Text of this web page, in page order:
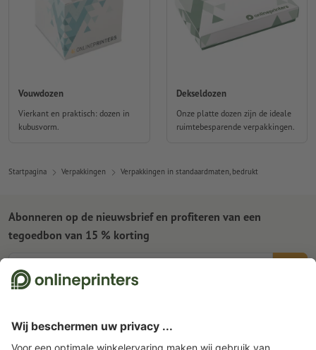
Vouwdozen
Vierkant en praktisch: dozen in
kubusvorm.
Dekseldozen
Onze platte dozen zijn de ideale
ruimtebesparende verpakkingen.
Startpagina Verpakkingen Verpakkingen in standaardmaten, bedrukt
Ondernemingen
Service
Abonneren op de nieuwsbrief en profiteren van een
tegoedbon van 15 % korting